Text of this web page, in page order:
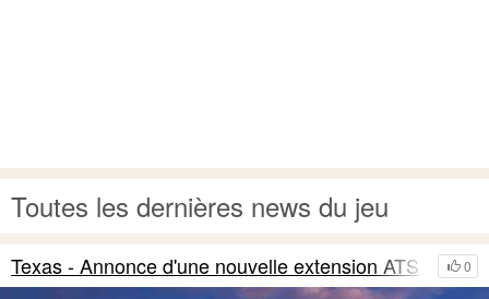
Toutes les dernières news du jeu
0
Texas - Annonce d'une nouvelle extension ATS